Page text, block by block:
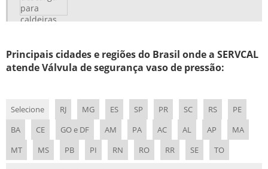
EMPRESAS DE MANUTENÇÃO DE VALVULAS DE SEGURANÇA
EMPRESAS DE MANUTENÇÃO EM CALDEIRAS
EMPRESAS ESPECIALIZADA MANUTENÇÃO EM CALDEIRAS
EMPRESAS MANUTENÇÃO EM CALDEIRAS RIO DE JANEIRO
EMPRESAS MANUTENÇÃO EM CALDEIRAS RJ
FABRICAÇÃO DE FORNALHA RIO DE JANEIRO
Principais cidades e regiões do Brasil onde a SERVCAL
atende Válvula de segurança vaso de pressão:
Selecione RJ MG ES SP PR SC RS
PE
BA
CE GO e DF AM PA AC AL AP
MA
MT
MS PB PI RN RO RR SE TO